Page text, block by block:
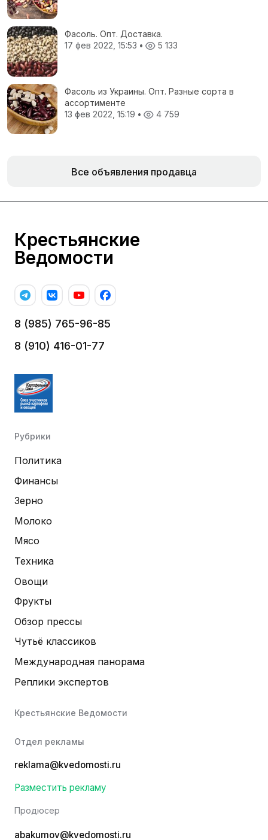
Фасоль. Опт. Доставка.
17 фев 2022, 15:53 • 5 133
Фасоль из Украины. Опт. Разные сорта в
ассортименте
13 фев 2022, 15:19 • 4 759
Все объявления продавца
Крестьянские
Ведомости
8 (985) 765-96-85
8 (910) 416-01-77
Рубрики
Политика
Финансы
Зерно
Молоко
Мясо
Техника
Овощи
Фрукты
Обзор прессы
Чутьё классиков
Международная панорама
Реплики экспертов
Крестьянские Ведомости
Отдел рекламы
reklama@kvedomosti.ru
Разместить рекламу
Продюсер
abakumov@kvedomosti.ru